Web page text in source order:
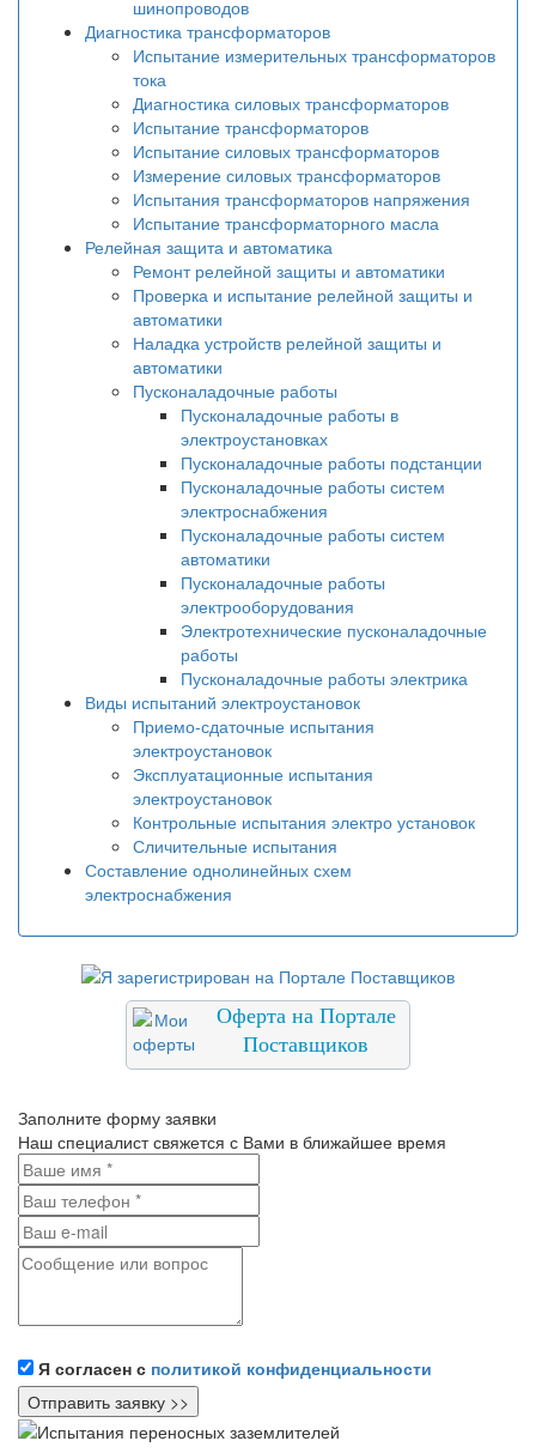
шинопроводов
Диагностика трансформаторов
Испытание измерительных трансформаторов
тока
Диагностика силовых трансформаторов
Испытание трансформаторов
Испытание силовых трансформаторов
Измерение силовых трансформаторов
Испытания трансформаторов напряжения
Испытание трансформаторного масла
Релейная защита и автоматика
Ремонт релейной защиты и автоматики
Проверка и испытание релейной защиты и
автоматики
Наладка устройств релейной защиты и
автоматики
Пусконаладочные работы
Пусконаладочные работы в
электроустановках
Пусконаладочные работы подстанции
Пусконаладочные работы систем
электроснабжения
Пусконаладочные работы систем
автоматики
Пусконаладочные работы
электрооборудования
Электротехнические пусконаладочные
работы
Пусконаладочные работы электрика
Виды испытаний электроустановок
Приемо-сдаточные испытания
электроустановок
Эксплуатационные испытания
электроустановок
Контрольные испытания электро установок
Сличительные испытания
Составление однолинейных схем
электроснабжения
Оферта на Портале
Поставщиков
Заполните форму заявки
Наш специалист свяжется с Вами в ближайшее время
Я согласен с политикой конфиденциальности